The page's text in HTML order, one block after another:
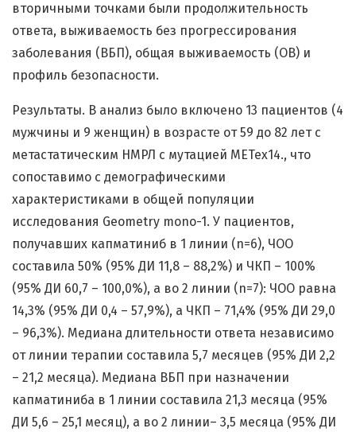
вторичными точками были продолжительность
ответа, выживаемость без прогрессирования
заболевания (ВБП), общая выживаемость (ОВ) и
профиль безопасности.
Результаты. В анализ было включено 13 пациентов (4
мужчины и 9 женщин) в возрасте от 59 до 82 лет с
метастатическим НМРЛ с мутацией METex14., что
сопоставимо с демографическими
характеристиками в общей популяции
исследования Geometry mono-1. У пациентов,
получавших капматиниб в 1 линии (n=6), ЧОО
составила 50% (95% ДИ 11,8 – 88,2%) и ЧКП – 100%
(95% ДИ 60,7 – 100,0%), а во 2 линии (n=7): ЧОО равна
14,3% (95% ДИ 0,4 – 57,9%), а ЧКП – 71,4% (95% ДИ 29,0
– 96,3%). Медиана длительности ответа независимо
от линии терапии составила 5,7 месяцев (95% ДИ 2,2
– 21,2 месяца). Медиана ВБП при назначении
капматиниба в 1 линии составила 21,3 месяца (95%
ДИ 5,6 – 25,1 месяц), а во 2 линии– 3,5 месяца (95% ДИ